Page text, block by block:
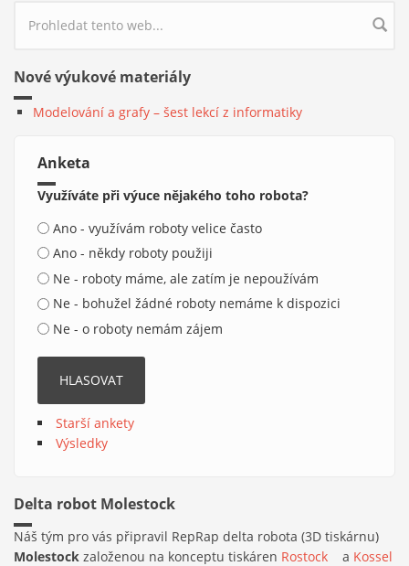
Vyhledávání
Nové výukové materiály
Modelování a grafy – šest lekcí z informatiky
Anketa
Využíváte při výuce nějakého toho robota?
Možnosti výběru
Ano - využívám roboty velice často
Ano - někdy roboty použiji
Ne - roboty máme, ale zatím je nepoužívám
Ne - bohužel žádné roboty nemáme k dispozici
Ne - o roboty nemám zájem
Starší ankety
Výsledky
Delta robot Molestock
Náš tým pro vás připravil RepRap delta robota (3D tiskárnu)
Molestock založenou na konceptu tiskáren Rostock (link is
a Kossel